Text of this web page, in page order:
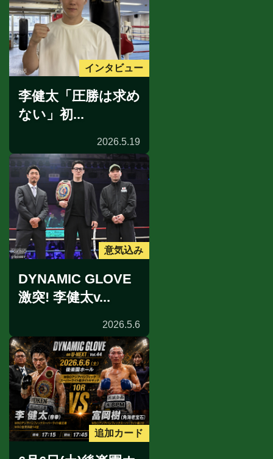
インタビュー
李健太「圧勝は求め
ない」初...
2026.5.19
意気込み
DYNAMIC GLOVE
激突! 李健太v...
2026.5.6
追加カード